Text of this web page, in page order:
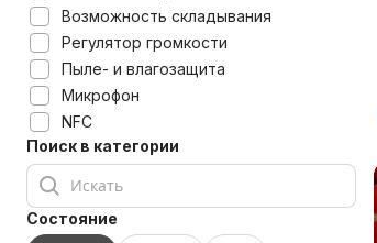
Возможность складывания
Регулятор громкости
Пыле- и влагозащита
Микрофон
NFC
Поиск в категории
Состояние